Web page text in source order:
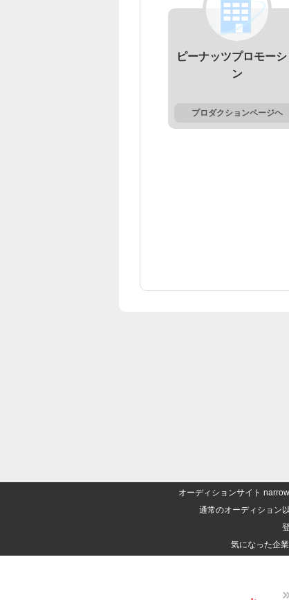
ピーナッツプロモーシ
ン
プロダクションページヘ
オーディションサイト
通常のオーディション
気になった企